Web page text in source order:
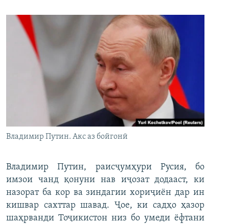
Владимир Путин. Акс аз бойгонӣ
Владимир Путин, раисҷумҳури Русия, бо
имзои чанд қонуни нав иҷозат додааст, ки
назорат ба кор ва зиндагии хориҷиён дар ин
кишвар сахттар шавад. Ҷое, ки садҳо ҳазор
шаҳрванди Тоҷикистон низ бо умеди ёфтани